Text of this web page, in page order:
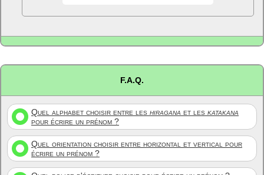
F.A.Q.
Quel alphabet choisir entre les hiragana et les katakana
pour écrire un prénom ?
Quel orientation choisir entre horizontal et vertical pour
écrire un prénom ?